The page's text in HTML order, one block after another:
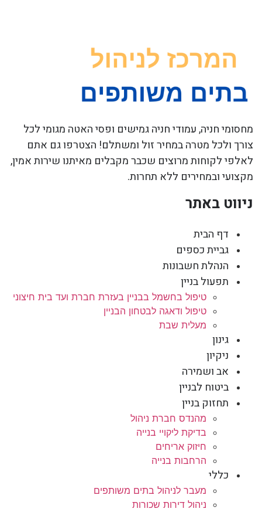
מחסומי חניה, עמודי חניה גמישים ופסי האטה מגומי לכל
צורך ולכל מטרה במחיר זול ומשתלם! הצטרפו גם אתם
לאלפי לקוחות מרוצים שכבר מקבלים מאיתנו שירות אמין,
מקצועי ובמחירים ללא תחרות.
ניווט באתר
דף הבית
גביית כספים
הנהלת חשבונות
תפעול בניין
טיפול בחשמל בבניין בעזרת חברת ועד בית חיצוני
טיפול ודאגה לבטחון הבניין
מעלית שבת
גינון
ניקיון
אב ושמירה
ביטוח לבניין
תחזוק בניין
מהנדס חברת ניהול
בדיקת ליקויי בנייה
חיזוק אריחים
הרחבות בנייה
כללי
מעבר לניהול בתים משותפים
ניהול דירות שכורות